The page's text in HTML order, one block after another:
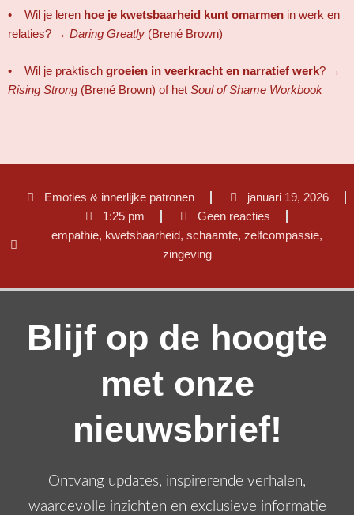
• Wil je leren hoe je kwetsbaarheid kunt omarmen in werk en
relaties? → Daring Greatly (Brené Brown)
• Wil je praktisch groeien in veerkracht en narratief werk? →
Rising Strong (Brené Brown) of het Soul of Shame Workbook
Emoties & innerlijke patronen
januari 19, 2026
1:25 pm
Geen reacties
empathie, kwetsbaarheid, schaamte, zelfcompassie,
zingeving
Blijf op de hoogte
met onze
nieuwsbrief!
Ontvang updates, inspirerende verhalen,
waardevolle inzichten en exclusieve informatie